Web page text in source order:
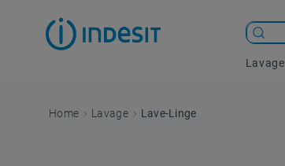
Lavage
Lavage Lave-Linge